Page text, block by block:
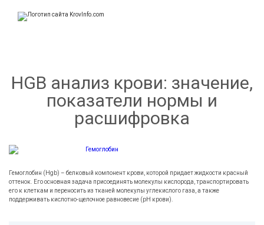
HGB анализ крови: значение,
показатели нормы и
расшифровка
Гемоглобин (Hgb) – белковый компонент крови, которой придает жидкости красный
оттенок. Его основная задача присоединять молекулы кислорода, транспортировать
его к клеткам и переносить из тканей молекулы углекислого газа, а также
поддерживать кислотно-щелочное равновесие (pH крови).